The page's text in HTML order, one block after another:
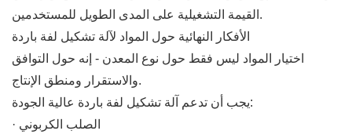
القيمة التشغيلية على المدى الطويل للمستخدمين.
الأفكار النهائية حول المواد لآلة تشكيل لفة باردة
اختيار المواد ليس فقط حول نوع المعدن - إنه حول التوافق
والاستقرار ومنطق الإنتاج.
يجب أن تدعم آلة تشكيل لفة باردة عالية الجودة:
· الصلب الكربوني